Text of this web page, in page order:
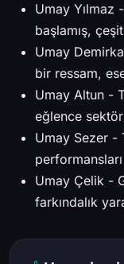
Umay Yılmaz
başlamış,
Umay
bir ressam,
Umay Altun -
eğlence
Umay Sezer -
Umay Çelik -
farkındalık